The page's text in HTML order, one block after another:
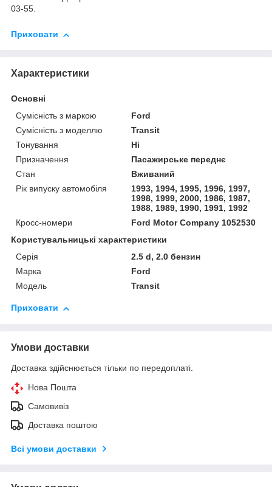
03-55.
Приховати
Характеристики
Основні
Сумісність з маркою
Ford
Сумісність з моделлю
Transit
Тонування
Ні
Призначення
Пасажирське переднє
Стан
Вживаний
Рік випуску автомобіля
1993, 1994, 1995, 1996, 1997,
1998, 1999, 2000, 1986, 1987,
1988, 1989, 1990, 1991, 1992
Кросс-номери
Ford Motor Company 1052530
Користувальницькі характеристики
Серія
2.5 d, 2.0 бензин
Марка
Ford
Модель
Transit
Приховати
Умови доставки
Доставка здійснюється тільки по передоплаті.
Нова Пошта
Самовивіз
Доставка поштою
Всі умови доставки